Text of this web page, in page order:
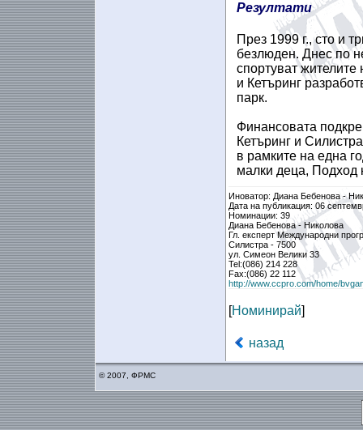
Резултати
През 1999 г., сто и
безлюден. Днес по
спортуват
и Кетъринг
парк.
Финансовата
Кетъринг и
в рамките на една
малки деца, Подход
Иноватор: Диана Бебенова -
Дата на публикация: 06
Номинации: 39
Диана Бебенова - Николова
Гл. експерт Международни
Силистра - 7500
ул. Симеон Велики 33
Tel:(086) 214 228
Fax:(086) 22 112
http://www.ccpro.com/home/
[Номинирай]
назад
© 2007, ФРМС